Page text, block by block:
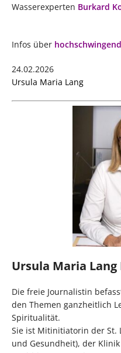
Wasserexperten Burkard
Infos über
24.02.2026
Ursula Maria Lang
Ursula Maria Lang
Die freie Journalistin
den Themen ganzheitlich
Spiritualität.
Sie ist Mitinitiatorin der St.
und Gesundheit), der